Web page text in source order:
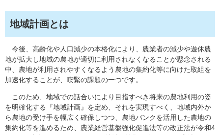
地域計画とは
今後、高齢化や人口減少の本格化により、農業者の減少や遊休農
地が拡大し地域の農地が適切に利用されなくなることが懸念される
中、農地が利用されやすくなるよう農地の集約化等に向けた取組を
加速化することが、喫緊の課題の一つです。
このため、地域での話合いにより目指すべき将来の農地利用の姿
を明確化する『地域計画』を定め、それを実現すべく、地域内外か
ら農地の受け手を幅広く確保しつつ、農地バンクを活用した農地の
集約化等を進めるため、農業経営基盤強化促進法等の改正法が令和4